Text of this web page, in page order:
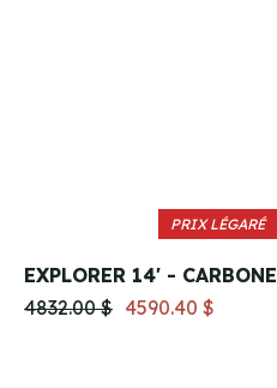
PRIX LÉGARÉ
EXPLORER 14' - CARBONE
4832.00 $ 4590.40 $